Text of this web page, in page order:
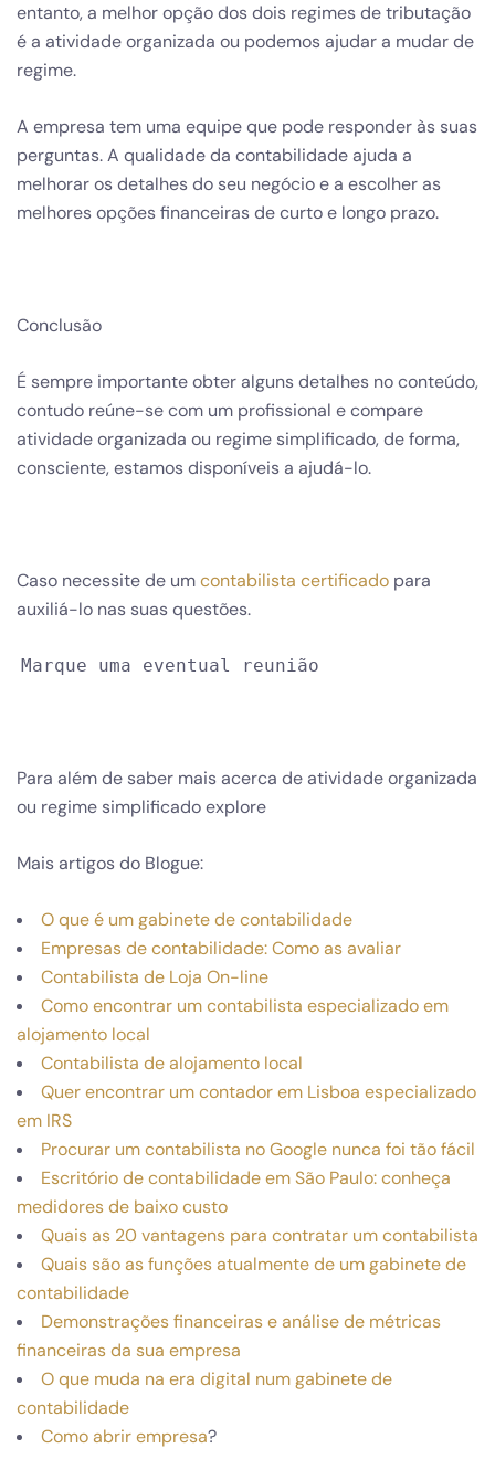
entanto, a melhor opção dos dois regimes de tributação
é a atividade organizada ou podemos ajudar a mudar de
regime.
A empresa tem uma equipe que pode responder às suas
perguntas. A qualidade da contabilidade ajuda a
melhorar os detalhes do seu negócio e a escolher as
melhores opções financeiras de curto e longo prazo.
Conclusão
É sempre importante obter alguns detalhes no conteúdo,
contudo reúne-se com um profissional e compare
atividade organizada ou regime simplificado, de forma,
consciente, estamos disponíveis a ajudá-lo.
Caso necessite de umcontabilista certificado para
auxiliá-lo nas suas questões.
Marque uma eventual reunião
Para além de saber mais acerca de atividade organizada
ou regime simplificado explore
Mais artigos do Blogue:
O que é um gabinete de contabilidade
Empresas de contabilidade: Como as avaliar
Contabilista de Loja On-line
Como encontrar um contabilista especializado em
alojamento local
Contabilista de alojamento local
Quer encontrar um contador em Lisboa especializado
em IRS
Procurar um contabilista no Google nunca foi tão fácil
Escritório de contabilidade em São Paulo: conheça
medidores de baixo custo
Quais as 20 vantagens para contratar um contabilista
Quais são as funções atualmente de um gabinete de
contabilidade
Demonstrações financeiras e análise de métricas
financeiras da sua empresa
O que muda na era digital num gabinete de
contabilidade
Como abrir empresa?